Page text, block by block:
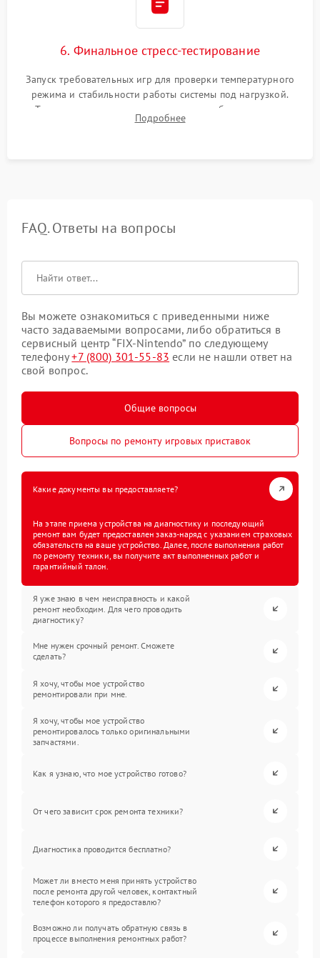
6. Финальное стресс-тестирование
Запуск требовательных игр для проверки температурного
режима и стабильности работы системы под нагрузкой.
Тестирование привода, синхронизации беспроводных
геймпадов, выхода в сеть и выдачи изображения без
Подробнее
FAQ. Ответы на вопросы
Вы можете ознакомиться с приведенными ниже
часто задаваемыми вопросами, либо обратиться в
сервисный центр “FIX-Nintendo” по следующему
телефону+7 (800) 301-55-83 если не нашли ответ на
свой вопрос.
Общие вопросы
Вопросы по ремонту игровых приставок
Какие документы вы предоставляете?
На этапе приема устройства на диагностику и последующий
ремонт вам будет предоставлен заказ-наряд с указанием страховых
обязательств на ваше устройство. Далее, после выполнения работ
по ремонту техники, вы получите акт выполненных работ и
гарантийный талон.
Я уже знаю в чем неисправность и какой
ремонт необходим. Для чего проводить
диагностику?
Мне нужен срочный ремонт. Сможете
сделать?
Я хочу, чтобы мое устройство
ремонтировали при мне.
Я хочу, чтобы мое устройство
ремонтировалось только оригинальными
запчастями.
Как я узнаю, что мое устройство готово?
От чего зависит срок ремонта техники?
Диагностика проводится бесплатно?
Может ли вместо меня принять устройство
после ремонта другой человек, контактный
телефон которого я предоставлю?
Возможно ли получать обратную связь в
процессе выполнения ремонтных работ?